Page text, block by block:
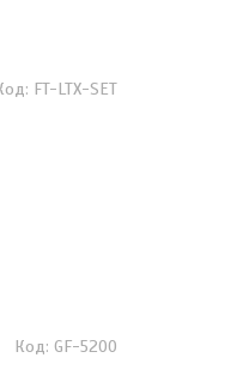
FT-LTX-SET
GF-5200